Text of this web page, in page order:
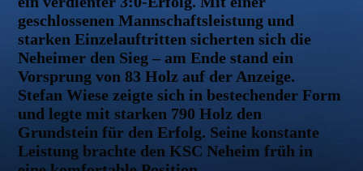
geschlossenen Mannschaftsleistung und
starken Einzelauftritten sicherten sich die
Neheimer den Sieg – am Ende stand ein
Vorsprung von 83 Holz auf der Anzeige.
Stefan Wiese zeigte sich in bestechender Form
und legte mit starken 790 Holz den
Grundstein für den Erfolg. Seine konstante
Leistung brachte den KSC Neheim früh in